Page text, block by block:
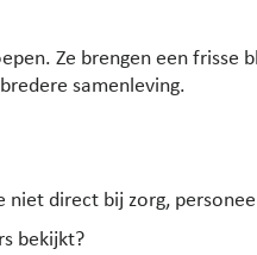
Ze brengen een frisse
samenleving.
niet direct bij zorg,
bekijkt?